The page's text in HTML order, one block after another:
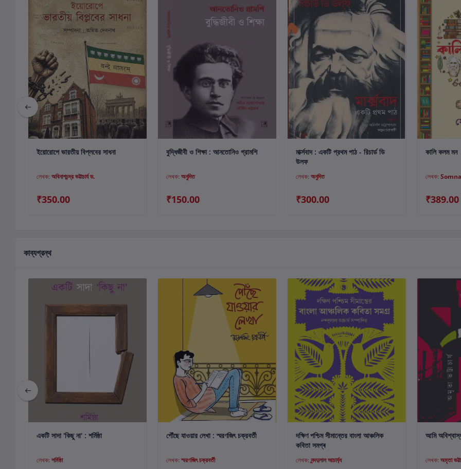
কার্টে যোগ করুন
ইয়োরোপে ভারতীয় বিপ্লবের সাধনা
লেখক: অবিনাশচন্দ্র ভট্টাচার্য ড.
₹350.00
কার্টে যোগ করুন
বুদ্ধিজীবী ও শিক্ষা : আনতোনিও গ্রামশি
লেখক: অনুদিত
₹150.00
কার্টে যোগ করুন
মার্ক্সবাদ : একটি প্রথম পাঠ - রিচার্ড ডি
উলফ
লেখক: অনুদিত
₹300.00
কালি কলম মন
লেখক:
₹389.00
কাব্যগ্রন্থ
কার্টে যোগ করুন
একটি সাদা 'কিছু না' : শর্মিষ্ঠা
লেখক: শর্মিষ্ঠা
কার্টে যোগ করুন
পৌঁছে যাওয়ার লেখা : স্মরণজিৎ চক্রবর্তী
লেখক:স্মরণজিৎ চক্রবর্তী
কার্টে যোগ করুন
দক্ষিণ পশ্চিম সীমান্তের বাংলা আঞ্চলিক
কবিতা সমগ্ৰ
লেখক:নন্দদুলাল আচার্য্য লেখক: অমৃতা